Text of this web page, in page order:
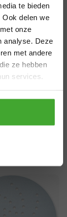
te bieden
delen we
onze
analyse. Deze
met andere
ze hebben
services.
Bestel
zijn.
zomer!